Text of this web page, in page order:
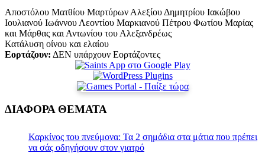
Αποστόλου Ματθίου Μαρτύρων Αλεξίου Δημητρίου Ιακώβου
Ιουλιανού Ιωάννου Λεοντίου Μαρκιανού Πέτρου Φωτίου Μαρίας
και Μάρθας και Αντωνίου του Αλεξανδρέως
Κατάλυση οίνου και ελαίου
Εορτάζουν: ΔΕΝ υπάρχουν Εορτάζοντες
ΔΙΑΦΟΡΑ ΘΕΜΑΤΑ
Καρκίνος του πνεύμονα: Τα 2 σημάδια στα μάτια που πρέπει
να σάς οδηγήσουν στον γιατρό